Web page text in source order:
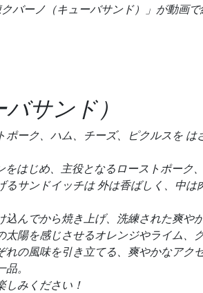
クバーノ（キューバサンド）」が動画
サンド）
ーク、ハム、チーズ、ピクルスを は
はじめ、主役となるローストポーク
サンドイッチは 外は香ばしく、中は
んでから焼き上げ、洗練された爽や
陽を感じさせるオレンジやライム
の風味を引き立てる、爽やかなアク
。
しみください！